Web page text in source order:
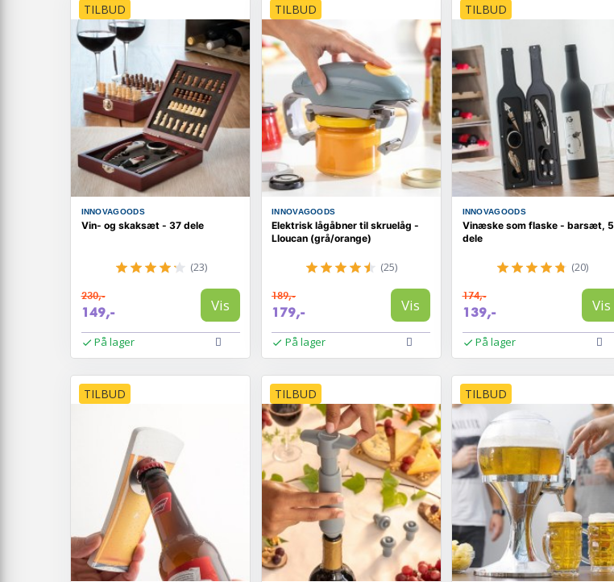
TILBUD
INNOVAGOODS
Vin- og skaksæt - 37 dele
(23)
230,-
149,- Vis
På lager
TILBUD
INNOVAGOODS
Elektrisk lågåbner til skruelåg -
Lloucan (grå/orange)
(25)
189,-
179,- Vis
På lager
TILBUD
INNOVAGOODS
Vinæske som flaske - barsæt, 5
dele
(20)
174,-
139,- Vis
På lager
TILBUD TILBUD TILBUD